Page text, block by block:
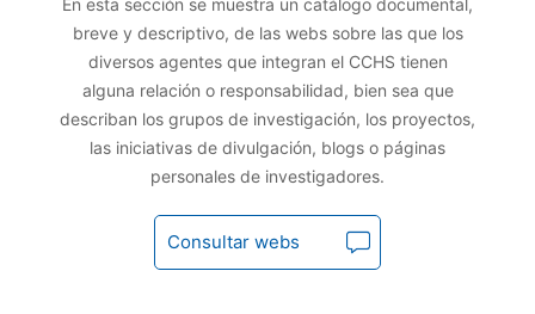
En esta sección se muestra un catálogo documental,
breve y descriptivo, de las webs sobre las que los
diversos agentes que integran el CCHS tienen
alguna relación o responsabilidad, bien sea que
describan los grupos de investigación, los proyectos,
las iniciativas de divulgación, blogs o páginas
personales de investigadores.
Consultar webs